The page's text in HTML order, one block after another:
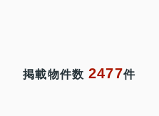
掲載物件数 2477件